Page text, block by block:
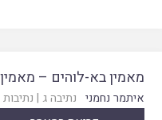
מאמין בא-לוהים –
איתמר נחמני נתיבה ג | נתיבות